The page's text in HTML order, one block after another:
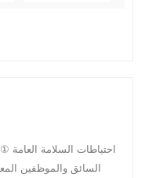
السائق والموظفين